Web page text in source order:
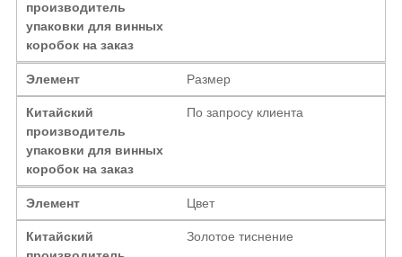
производитель
упаковки для винных
коробок на заказ
Элемент Размер
Китайский
производитель
упаковки для винных
коробок на заказ
По запросу клиента
Элемент Цвет
Китайский
Золотое тиснение